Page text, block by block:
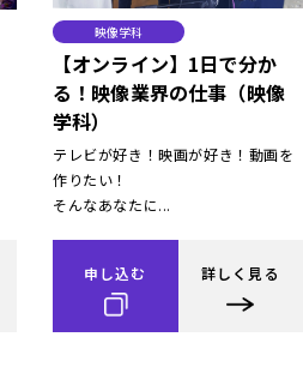
映像学科
【オンライン】1日で分か
る！映像業界の仕事（映像
学科）
テレビが好き！映画が好き！動画を
作りたい！
そんなあなたに...
申し込む 詳しく見る